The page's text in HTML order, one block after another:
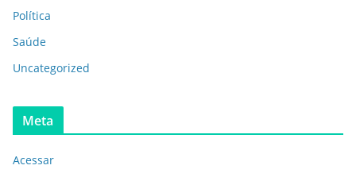
Política
Saúde
Uncategorized
Meta
Acessar